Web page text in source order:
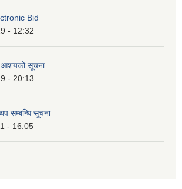
Bid
- 12:32
आशयको सूचना
- 20:13
सम्बन्धि सूचना
- 16:05